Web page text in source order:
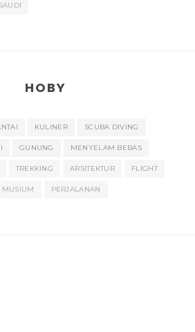
HOBY
KULINER SCUBA DIVING
GUNUNG MENYELAM BEBAS
TREKKING ARSITEKTUR FLIGHT
MUSIUM PERJALANAN